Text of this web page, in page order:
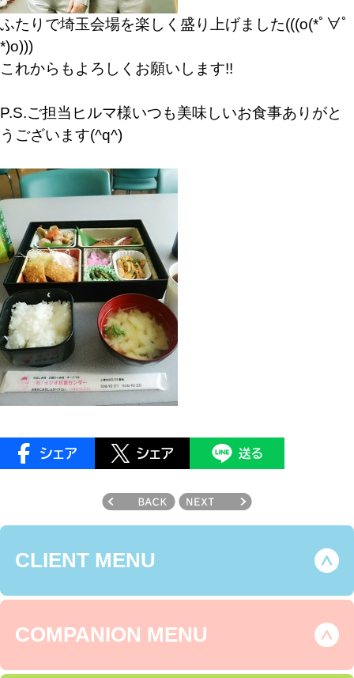
ふたりで埼玉会場を楽しく盛り上げました(((o(*ﾟ∀ﾟ
*)o)))
これからもよろしくお願いします!!
P.S.ご担当ヒルマ様いつも美味しいお食事ありがと
うございます(^q^)
CLIENT MENU
COMPANION MENU